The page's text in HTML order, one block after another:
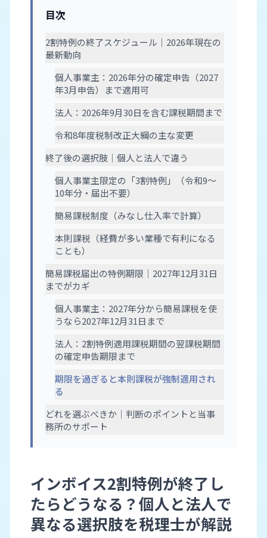
目次
2割特例の終了スケジュール｜2026年現在の
最新動向
個人事業主：2026年分の確定申告（2027
年3月申告）まで適用可
法人：2026年9月30日を含む課税期間まで
令和8年度税制改正大綱の主な変更
終了後の選択肢｜個人と法人で違う
個人事業主限定の「3割特例」（令和9〜
10年分・届出不要）
簡易課税制度（みなし仕入率で計算）
本則課税（経費が多い業種で有利になる
ことも）
簡易課税届出の特例期限｜2027年12月31日
までがカギ
個人事業主：2027年分から簡易課税を使
うなら2027年12月31日まで
法人：2割特例適用課税期間の翌課税期間
の確定申告期限まで
期限を過ぎると本則課税が強制適用され
る
どれを選ぶべきか｜判断のポイントと当事
務所のサポート
インボイス2割特例が終了し
たらどうなる？個人と法人で
異なる選択肢を税理士が解説